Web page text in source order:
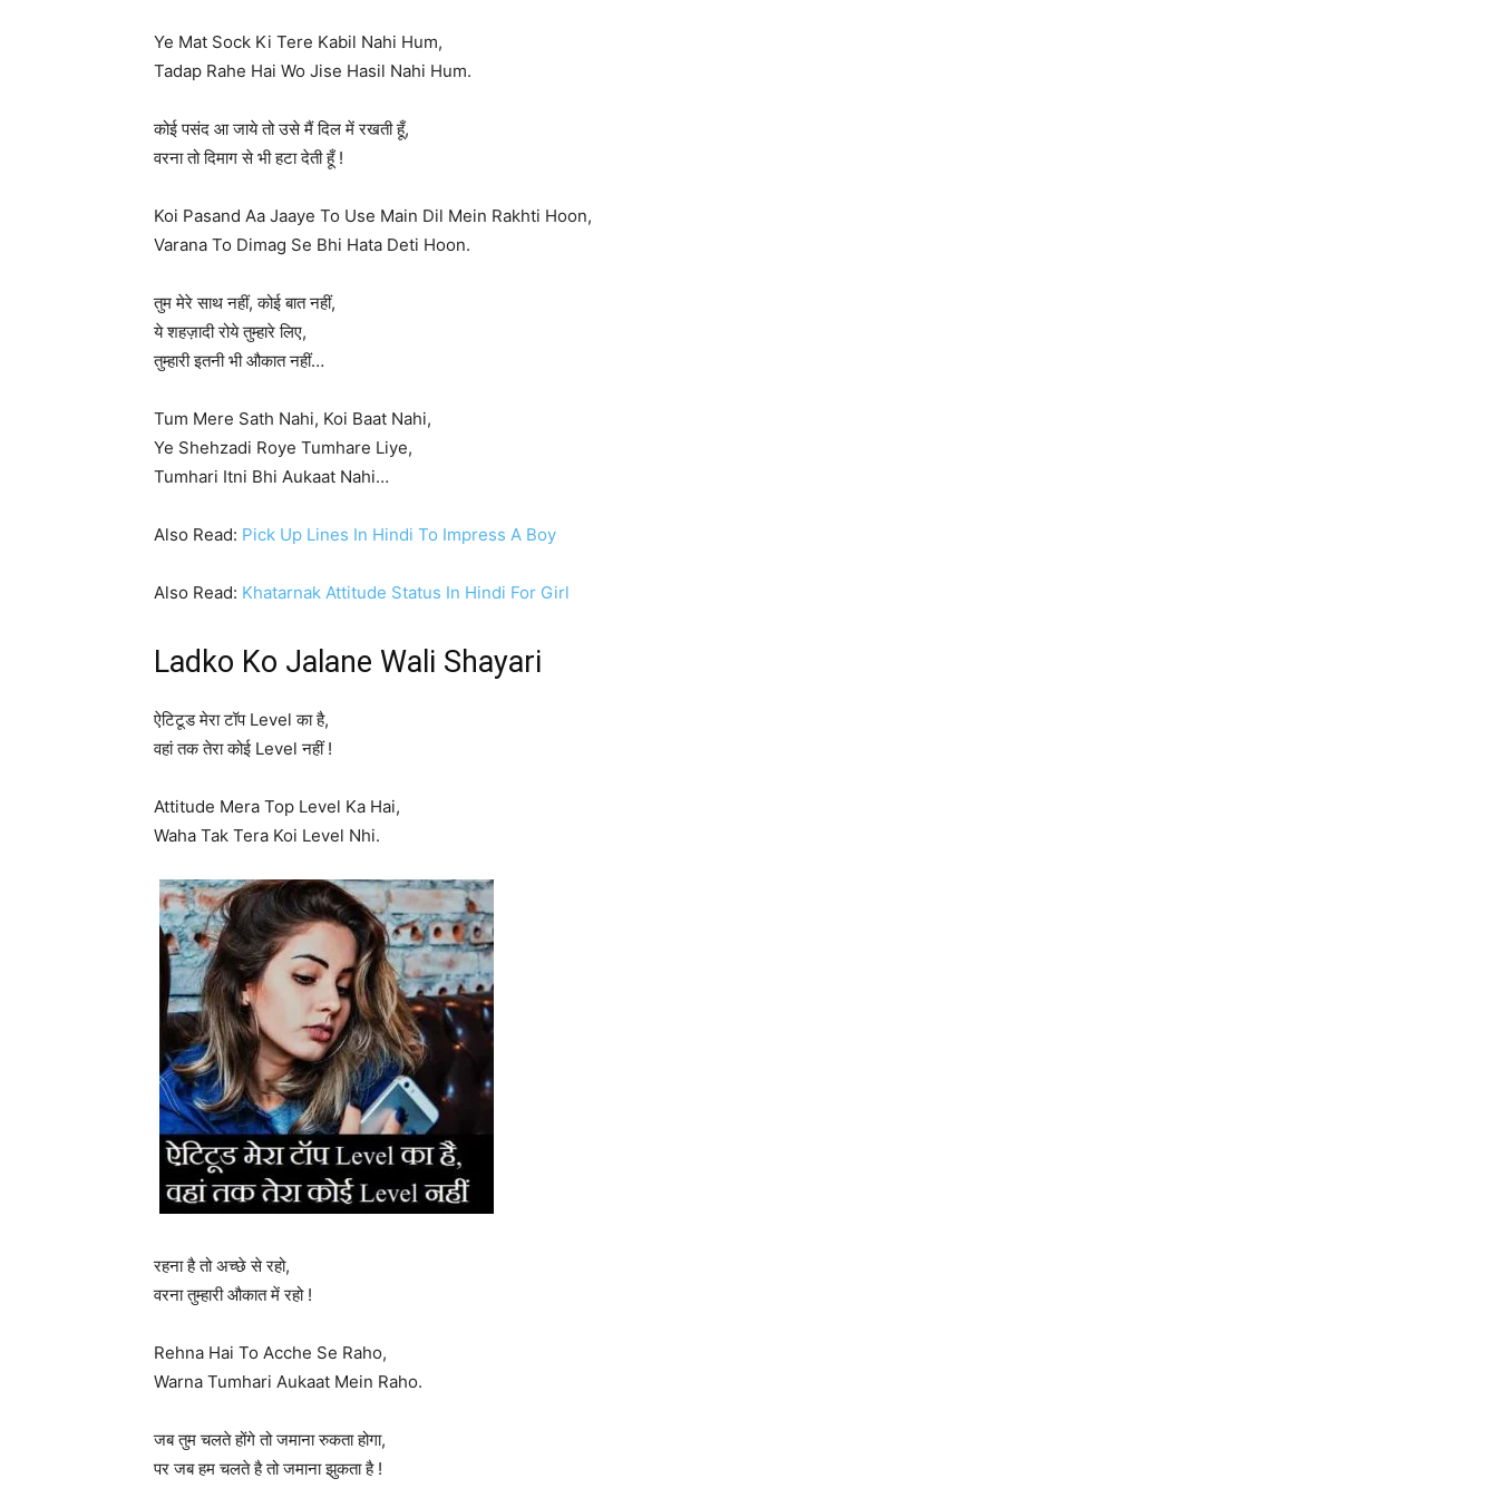
Ye Mat Sock Ki Tere Kabil Nahi Hum,
Tadap Rahe Hai Wo Jise Hasil Nahi Hum.
कोई पसंद आ जाये तो उसे मैं दिल में रखती हूँ,
वरना तो दिमाग से भी हटा देती हूँ !
Koi Pasand Aa Jaaye To Use Main Dil Mein Rakhti Hoon,
Varana To Dimag Se Bhi Hata Deti Hoon.
तुम मेरे साथ नहीं, कोई बात नहीं,
ये शहज़ादी रोये तुम्हारे लिए,
तुम्हारी इतनी भी औकात नहीं…
Tum Mere Sath Nahi, Koi Baat Nahi,
Ye Shehzadi Roye Tumhare Liye,
Tumhari Itni Bhi Aukaat Nahi…
Also Read: Pick Up Lines In Hindi To Impress A Boy
Also Read: Khatarnak Attitude Status In Hindi For Girl
Ladko Ko Jalane Wali Shayari
ऐटिटूड मेरा टॉप Level का है,
वहां तक तेरा कोई Level नहीं !
Attitude Mera Top Level Ka Hai,
Waha Tak Tera Koi Level Nhi.
रहना है तो अच्छे से रहो,
वरना तुम्हारी औकात में रहो !
Rehna Hai To Acche Se Raho,
Warna Tumhari Aukaat Mein Raho.
जब तुम चलते होंगे तो जमाना रुकता होगा,
पर जब हम चलते है तो जमाना झुकता है !